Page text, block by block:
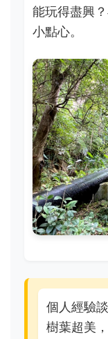
能玩得盡興
小點心。
個人經驗
樹葉超美